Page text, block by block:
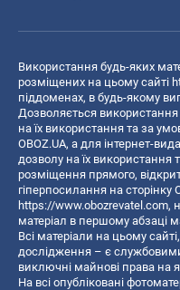
Використання будь-яких
розміщених на цьому сайті
піддоменах, в будь-якому
Дозволяється
на їх використання та за
OBOZ.UA, а для інтернет-
дозволу на їх використання
розміщення прямого,
гіперпосилання на
https://www.obozrevatel.com,
матеріал в першому абзаці
Всі матеріали на цьому
дослідження – є
виключні майнові права на
На всі опубліковані